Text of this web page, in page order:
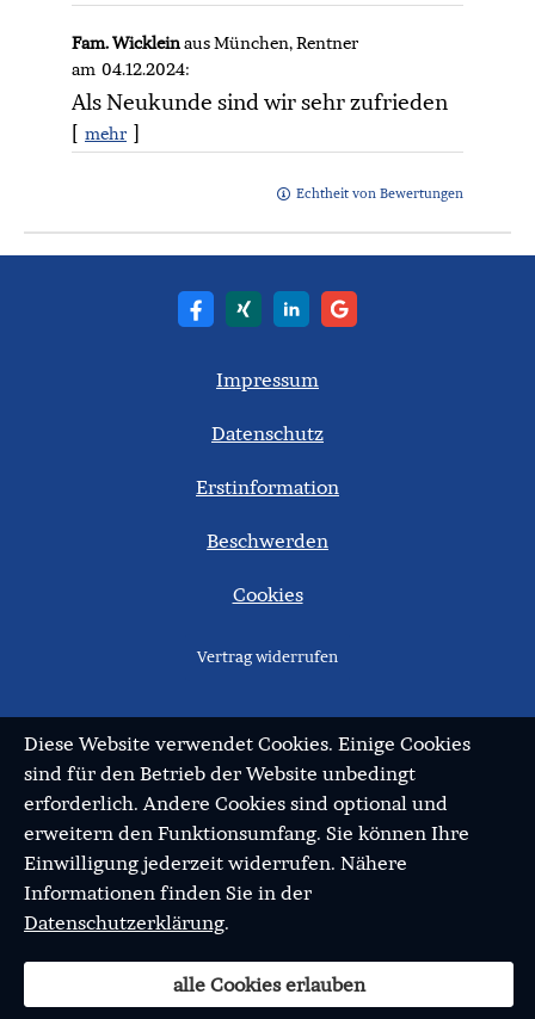
Fam. Wickleinaus München, Rentner
am 04.12.2024:
Als Neukunde sind wir sehr zufrieden
[ mehr ]
Echtheit von Bewertungen
Impressum
Datenschutz
Erstinformation
Beschwerden
Cookies
Vertrag widerrufen
Diese Website verwendet Cookies. Einige Cookies
sind für den Betrieb der Website unbedingt
erforderlich. Andere Cookies sind optional und
erweitern den Funktionsumfang. Sie können Ihre
Einwilligung jederzeit widerrufen. Nähere
Informationen finden Sie in der
Datenschutzerklärung.
alle Cookies erlauben